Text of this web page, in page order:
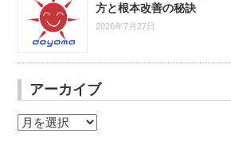
方と根本改善の秘訣
2026年7月27日
アーカイブ
ア